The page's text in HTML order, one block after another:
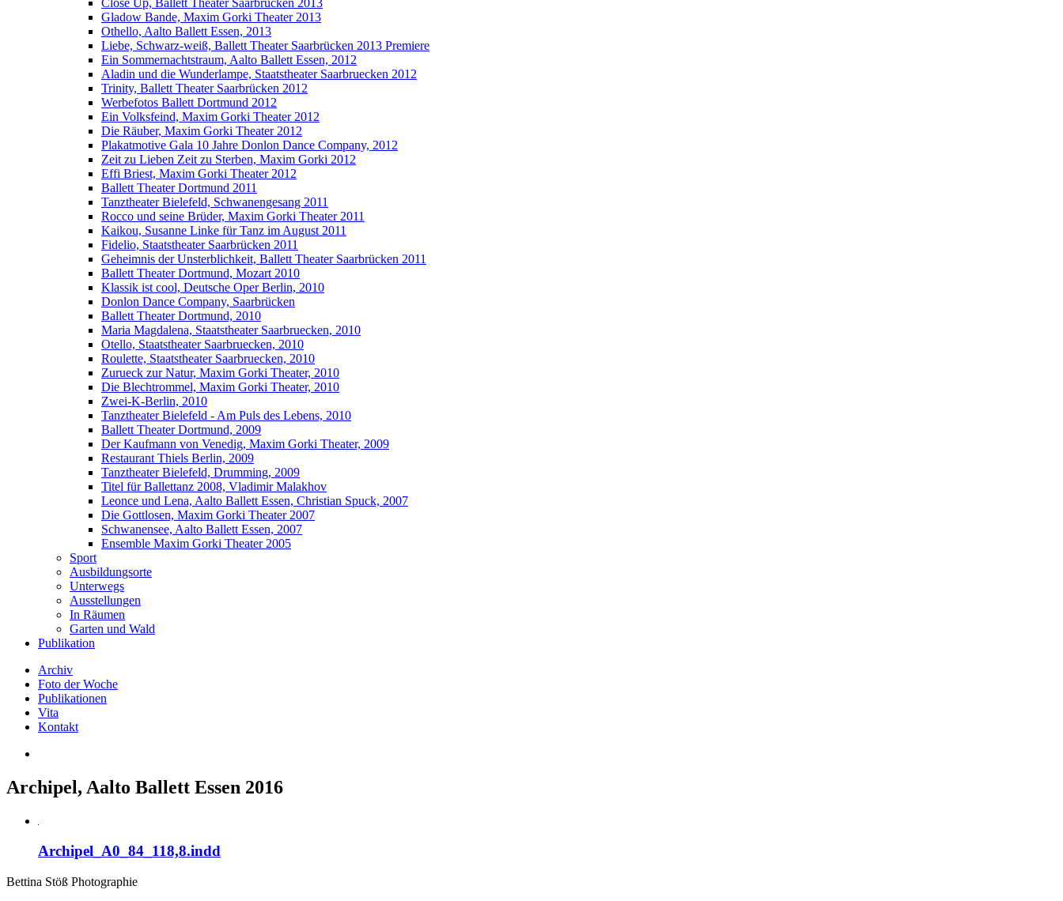
Gladow Bande, Maxim Gorki Theater 2013
Othello, Aalto Ballett Essen, 2013
Liebe, Schwarz-weiß, Ballett Theater Saarbrücken 2013 Premiere
Ein Sommernachtstraum, Aalto Ballett Essen, 2012
Aladin und die Wunderlampe, Staatstheater Saarbruecken 2012
Trinity, Ballett Theater Saarbrücken 2012
Werbefotos Ballett Dortmund 2012
Ein Volksfeind, Maxim Gorki Theater 2012
Die Räuber, Maxim Gorki Theater 2012
Plakatmotive Gala 10 Jahre Donlon Dance Company, 2012
Zeit zu Lieben Zeit zu Sterben, Maxim Gorki 2012
Effi Briest, Maxim Gorki Theater 2012
Ballett Theater Dortmund 2011
Tanztheater Bielefeld, Schwanengesang 2011
Rocco und seine Brüder, Maxim Gorki Theater 2011
Kaikou, Susanne Linke für Tanz im August 2011
Fidelio, Staatstheater Saarbrücken 2011
Geheimnis der Unsterblichkeit, Ballett Theater Saarbrücken 2011
Ballett Theater Dortmund, Mozart 2010
Klassik ist cool, Deutsche Oper Berlin, 2010
Donlon Dance Company, Saarbrücken
Ballett Theater Dortmund, 2010
Maria Magdalena, Staatstheater Saarbruecken, 2010
Otello, Staatstheater Saarbruecken, 2010
Roulette, Staatstheater Saarbruecken, 2010
Zurueck zur Natur, Maxim Gorki Theater, 2010
Die Blechtrommel, Maxim Gorki Theater, 2010
Zwei-K-Berlin, 2010
Tanztheater Bielefeld - Am Puls des Lebens, 2010
Ballett Theater Dortmund, 2009
Der Kaufmann von Venedig, Maxim Gorki Theater, 2009
Restaurant Thiels Berlin, 2009
Tanztheater Bielefeld, Drumming, 2009
Titel für Ballettanz 2008, Vladimir Malakhov
Leonce und Lena, Aalto Ballett Essen, Christian Spuck, 2007
Die Gottlosen, Maxim Gorki Theater 2007
Schwanensee, Aalto Ballett Essen, 2007
Ensemble Maxim Gorki Theater 2005
Sport
Ausbildungsorte
Unterwegs
Ausstellungen
In Räumen
Garten und Wald
Publikation
Archiv
Foto der Woche
Publikationen
Vita
Kontakt
Archipel, Aalto Ballett Essen 2016
Archipel_A0_84_118,8.indd
Bettina Stöß Photographie